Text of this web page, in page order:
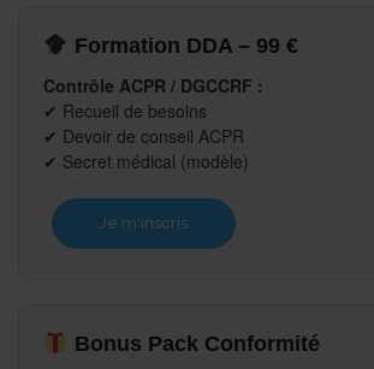
Formation DDA – 99 €
Contrôle ACPR / DGCCRF :
✔ Recueil de besoins
✔ Devoir de conseil ACPR
✔ Secret médical (modèle)
Je m'inscris
Bonus Pack Conformité